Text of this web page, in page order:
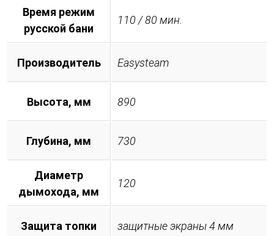
Время режим
русской бани
110 / 80 мин.
Производитель Easysteam
Высота, мм 890
Глубина, мм 730
Диаметр
дымохода, мм
120
Защита топки защитные экраны 4 мм